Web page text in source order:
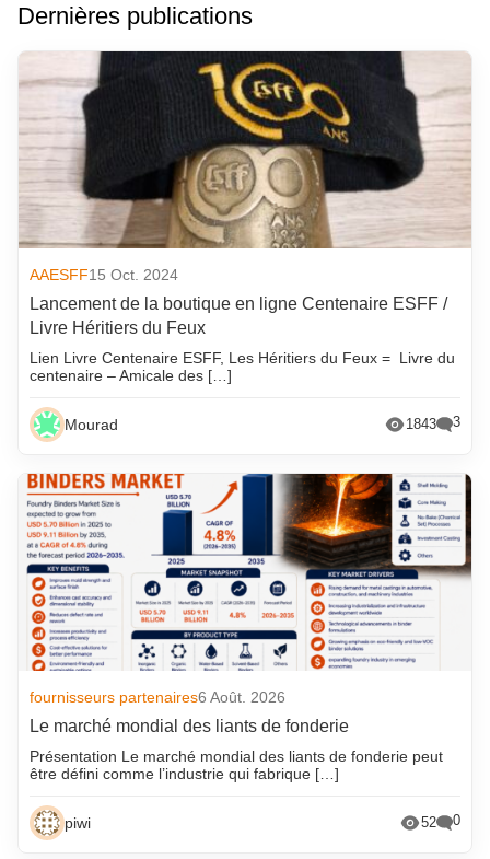
Dernières publications
AAESFF15 Oct. 2024
Lancement de la boutique en ligne Centenaire ESFF /
Livre Héritiers du Feux
Lien Livre Centenaire ESFF, Les Héritiers du Feux = Livre du
centenaire – Amicale des […]
Mourad 1843 3
fournisseurs partenaires6 Août. 2026
Le marché mondial des liants de fonderie
Présentation Le marché mondial des liants de fonderie peut
être défini comme l’industrie qui fabrique […]
piwi 52 0